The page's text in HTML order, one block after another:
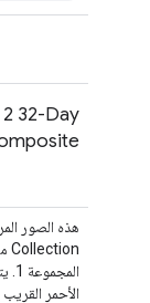
32-Day
الأحمر